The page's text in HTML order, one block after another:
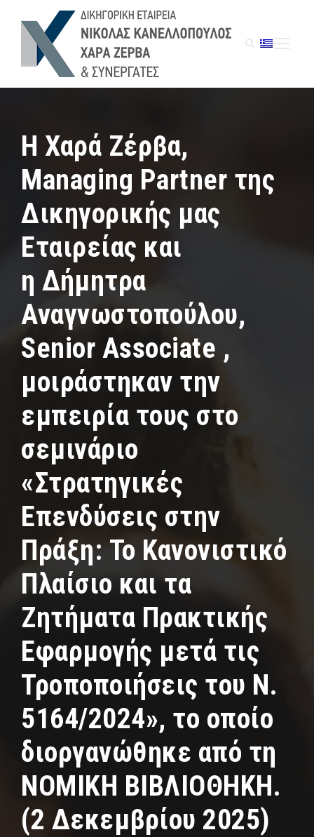
Η Χαρά Ζέρβα,
Managing Partner της
Δικηγορικής μας
Εταιρείας και
η Δήμητρα
Αναγνωστοπούλου,
Senior Associate ,
μοιράστηκαν την
εμπειρία τους στο
σεμινάριο
«Στρατηγικές
Επενδύσεις στην
Πράξη: Το Κανονιστικό
Πλαίσιο και τα
Ζητήματα Πρακτικής
Εφαρμογής μετά τις
Τροποποιήσεις του Ν.
5164/2024», το οποίο
διοργανώθηκε από τη
ΝΟΜΙΚΗ ΒΙΒΛΙΟΘΗΚΗ.
(2 Δεκεμβρίου 2025)